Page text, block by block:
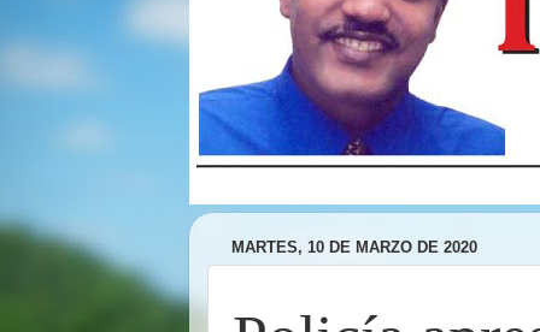
MARTES, 10 DE MARZO DE 2020